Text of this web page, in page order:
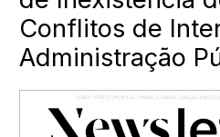
Conflitos de
Administração